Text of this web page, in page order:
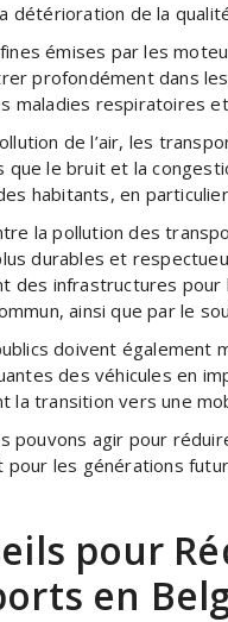
détérioration de la
émises par les
profondément dans
maladies respiratoires
de l’air, les
que le bruit et la
habitants, en
la pollution des
durables et
des infrastructures
ainsi que par le
doivent également
des véhicules en
la transition vers une
pouvons agir pour
pour les générations
pour
en